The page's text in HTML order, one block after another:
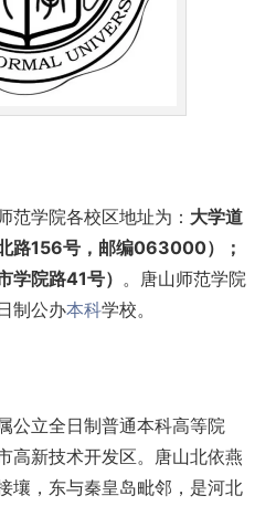
范学院各校区地址为： 大学道
路156号，邮编063000）；
学院路41号） 。唐山师范学院
制公办本科学校。
公立全日制普通本科高等院
高新技术开发区。唐山北依燕
壤，东与秦皇岛毗邻，是河北